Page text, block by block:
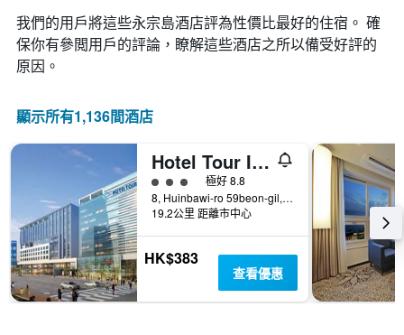
我們的用戶將這些永宗島​酒店評為性價比最好的住宿。 確
保你有參閲用戶的評論，瞭解這些酒店之所以備受好評的
原因。
顯示所有1,136間酒店
Hotel Tour Incheon Airport Hotel & Suites
3星級評級極好 8.8
8, Huinbawi-ro 59beon-gil, Jung-gu, 仁川, 韓國
19.2公里 距離市中心
HK$383
查看優惠